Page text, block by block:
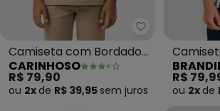
Carinhoso -
Camiseta com Bordado
em Pima (Cáqui)
CARINHOSO
R$ 79,90
ou 2x de R$ 39,95 sem juros
em
R$
ou 2x de